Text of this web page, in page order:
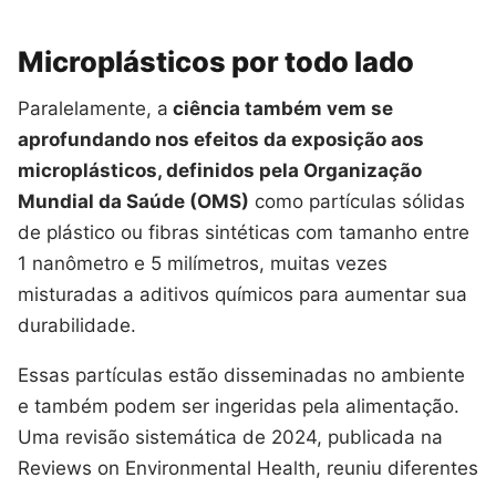
Microplásticos por todo lado
Paralelamente, a ciência também vem se
aprofundando nos efeitos da exposição aos
microplásticos, definidos pela Organização
Mundial da Saúde (OMS) como partículas sólidas
de plástico ou fibras sintéticas com tamanho entre
1 nanômetro e 5 milímetros, muitas vezes
misturadas a aditivos químicos para aumentar sua
durabilidade.
Essas partículas estão disseminadas no ambiente
e também podem ser ingeridas pela alimentação.
Uma revisão sistemática de 2024, publicada na
Reviews on Environmental Health, reuniu diferentes